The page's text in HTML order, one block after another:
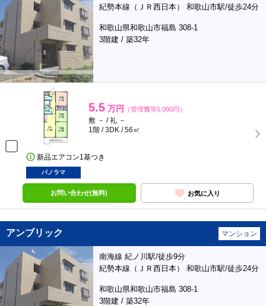
紀勢本線（ＪＲ西日本） 和歌山市駅/徒歩24分
和歌山県和歌山市福島 308-1
3階建 / 築32年
5.5 万円 （管理費等5,000円）
敷 － / 礼 －
1階 / 3DK / 56㎡
新品エアコン1基つき
パノラマ
お問い合わせ(無料) お気に入り
アンブリック マンション
南海線 紀ノ川駅/徒歩9分
紀勢本線（ＪＲ西日本） 和歌山市駅/徒歩24分
和歌山県和歌山市福島 308-1
3階建 / 築32年